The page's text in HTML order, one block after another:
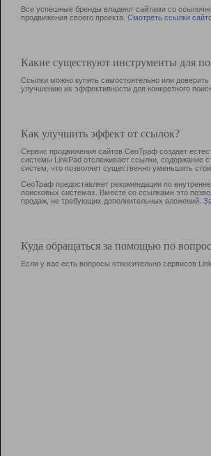
Все успешные бренды владеют сайтами со
продвижения своего проекта. Смотреть ссылки
Какие существуют инструменты для
Ссылки можно купить самостоятельно или
улучшению их эффективности для конкретного
Как улучшить эффект от ссылок?
Сервис продвижения сайтов СеоТраф создает
системы LinkPad отслеживает ссылки, содержание
систем, что позволяет существенно уменьшить
СеоТраф предоставляет рекомендации по
поисковых системах. Вместе со ссылками это
продаж, не требующих дополнительных вложений.
Куда обращаться за помощью по
Если у вас есть вопросы относительно сервисов